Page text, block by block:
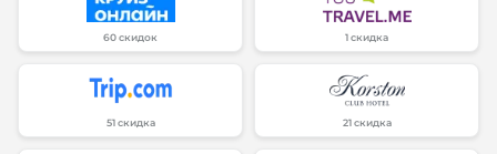
60 скидок 1 скидка
51 скидка 21 скидка